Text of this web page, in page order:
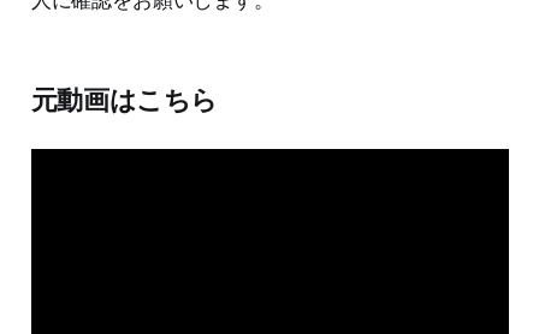
元動画はこちら